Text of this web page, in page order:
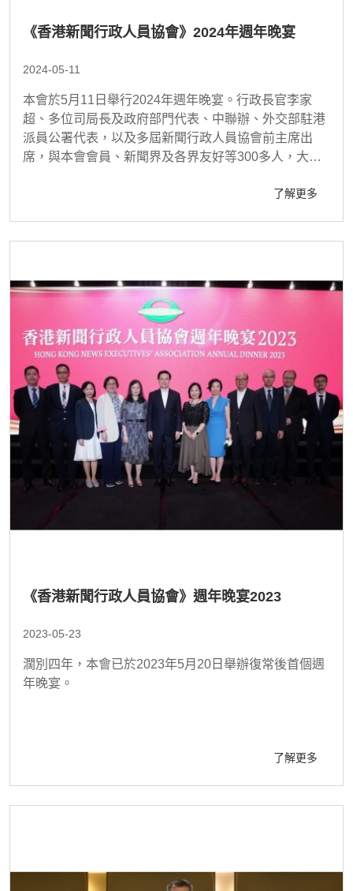
《香港新聞行政人員協會》2024年週年晚宴
2024-05-11
本會於5月11日舉行2024年週年晚宴。行政長官李家
超、多位司局長及政府部門代表、中聯辦、外交部駐港
派員公署代表，以及多屆新聞行政人員協會前主席出
席，與本會會員、新聞界及各界友好等300多人，大家
了解更多
《香港新聞行政人員協會》週年晚宴2023
2023-05-23
濶別四年，本會已於2023年5月20日舉辦復常後首個週
年晚宴。
了解更多